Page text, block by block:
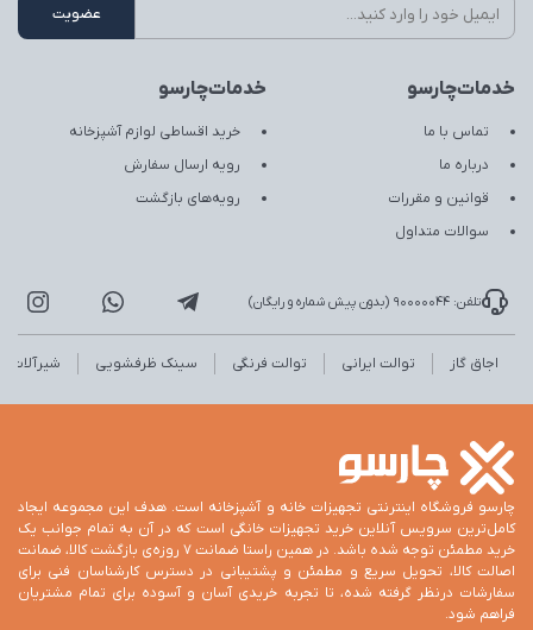
خدمات‌چارسو
تماس با ما
درباره ما
قوانین و مقررات
سوالات متداول
خدمات‌چارسو
خرید اقساطی لوازم آشپزخانه
رویه ارسال سفارش
رویه‌های بازگشت
تلفن: 90000044 (بدون پیش شماره و رایگان)
اجاق گاز توالت ایرانی توالت فرنگی سینک ظرفشویی شیرآلات
چارسو فروشگاه اینترنتی تجهیزات خانه و آشپزخانه است. هدف این مجموعه ایجاد
کامل‌ترین سرویس آنلاین خرید تجهیزات خانگی است که در آن به تمام جوانب یک
خرید مطمئن توجه شده باشد. در همین راستا ضمانت 7 روزه‌ی بازگشت کالا، ضمانت
اصالت کالا، تحویل سریع و مطمئن و پشتیبانی در دسترس کارشناسان فنی برای
سفارشات درنظر گرفته شده، تا تجربه خریدی آسان و آسوده برای تمام مشتریان
فراهم شود.